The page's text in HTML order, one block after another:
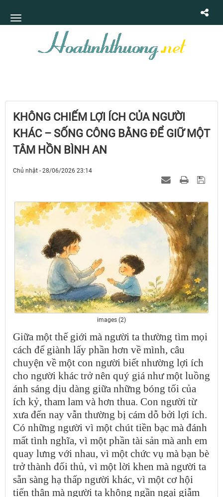
KHÔNG CHIẾM LỢI ÍCH CỦA NGƯỜI
KHÁC – SỐNG CÔNG BẰNG ĐỂ GIỮ MỘT
TÂM HỒN BÌNH AN
Chủ nhật - 28/06/2026 23:14
images (2)
Giữa một thế giới mà người ta thường tìm mọi
cách để giành lấy phần hơn về mình, câu
chuyện về một con người biết nhường lợi ích
cho người khác trở nên quý giá như một luồng
ánh sáng dịu dàng giữa những bóng tối của
ích kỷ, tham lam và hơn thua. Con người từ
xưa đến nay vẫn thường bị cám dỗ bởi lợi ích.
Có những người vì một chút tiền bạc mà đánh
mất tình nghĩa, vì một phần tài sản mà anh em
quay lưng với nhau, vì một chức vụ mà bạn bè
trở thành đối thủ, vì một lời khen mà người ta
sẵn sàng hạ thấp người khác, vì một cơ hội
tiến thân mà người ta không ngần ngại giẫm